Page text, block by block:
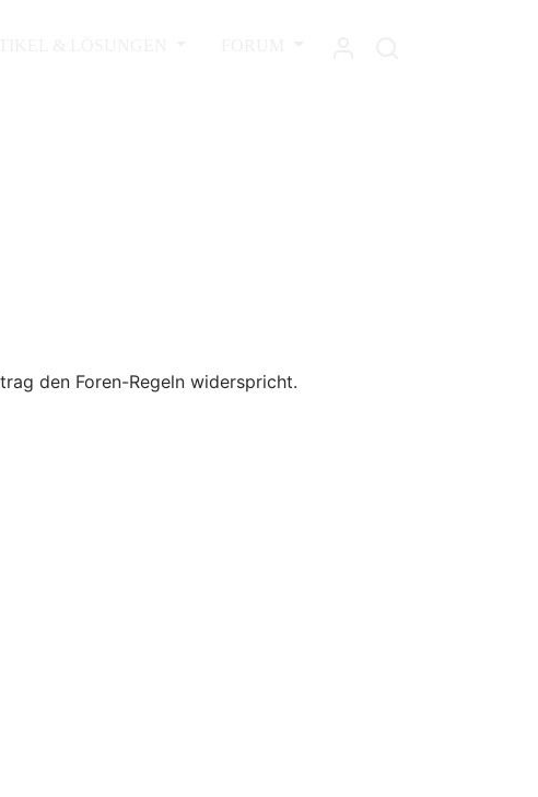
den Foren-Regeln widerspricht.